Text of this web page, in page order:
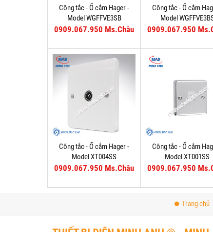
Công tắc - Ổ cắm Hager -
Model WGFFVE3SB
0909.067.950 Ms.Châu
Công tắc - Ổ cắm
Model
0909.067.950
Công tắc - Ổ cắm Hager -
Model XT004SS
0909.067.950 Ms.Châu
Công tắc - Ổ cắm
Model XT001SS
0909.067.950
Trang chủ